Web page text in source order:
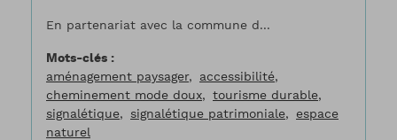
En partenariat avec la commune d...
Mots-clés
aménagement paysager
accessibilité
cheminement mode doux
tourisme durable
signalétique
signalétique patrimoniale
espace
naturel